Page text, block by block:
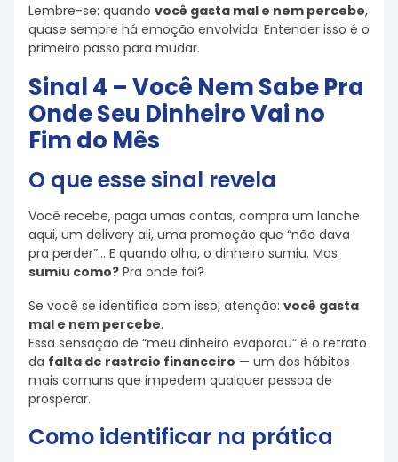
Lembre-se: quando você gasta mal e nem percebe,
quase sempre há emoção envolvida. Entender isso é o
primeiro passo para mudar.
Sinal 4 – Você Nem Sabe Pra
Onde Seu Dinheiro Vai no
Fim do Mês
O que esse sinal revela
Você recebe, paga umas contas, compra um lanche
aqui, um delivery ali, uma promoção que “não dava
pra perder”… E quando olha, o dinheiro sumiu. Mas
sumiu como? Pra onde foi?
Se você se identifica com isso, atenção: você gasta
mal e nem percebe.
Essa sensação de “meu dinheiro evaporou” é o retrato
da falta de rastreio financeiro — um dos hábitos
mais comuns que impedem qualquer pessoa de
prosperar.
Como identificar na prática